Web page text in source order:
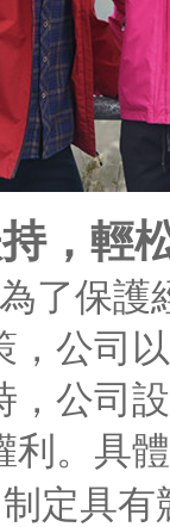
，輕
了保護
，公司
，公司
利。具
定具有